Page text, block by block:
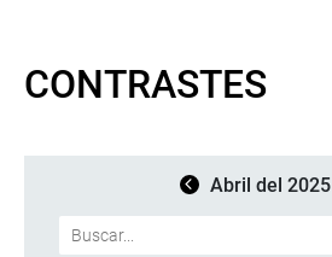
CONTRASTES
Abril del 2025